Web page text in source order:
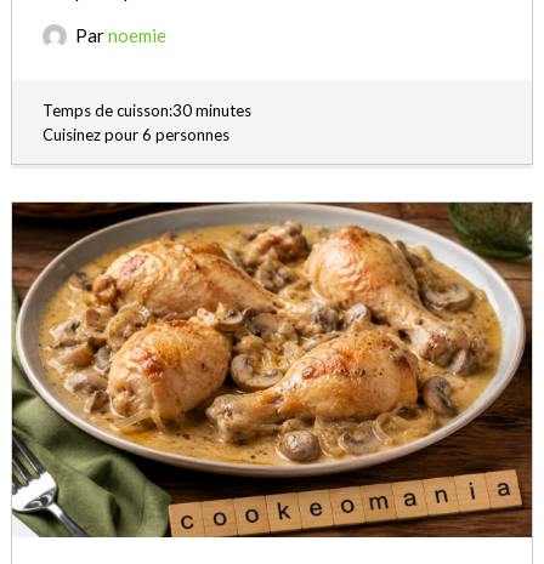
Parnoemie
Temps de cuisson:30 minutes
Cuisinez pour 6 personnes